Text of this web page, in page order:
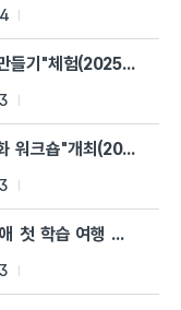
들기"체험(2025.9.22.)
워크숍"개최
첫 학습 여행 실시